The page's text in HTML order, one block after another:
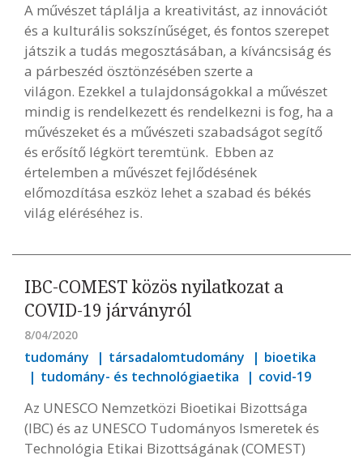
A művészet táplálja a kreativitást, az innovációt
és a kulturális sokszínűséget, és fontos szerepet
játszik a tudás megosztásában, a kíváncsiság és
a párbeszéd ösztönzésében szerte a
világon. Ezekkel a tulajdonságokkal a művészet
mindig is rendelkezett és rendelkezni is fog, ha a
művészeket és a művészeti szabadságot segítő
és erősítő légkört teremtünk. Ebben az
értelemben a művészet fejlődésének
előmozdítása eszköz lehet a szabad és békés
világ eléréséhez is.
IBC-COMEST közös nyilatkozat a
COVID-19 járványról
8/04/2020
tudomány társadalomtudomány
bioetika
tudomány- és technológiaetika
covid-19
Az UNESCO Nemzetközi Bioetikai Bizottsága
(IBC) és az UNESCO Tudományos Ismeretek és
Technológia Etikai Bizottságának (COMEST)